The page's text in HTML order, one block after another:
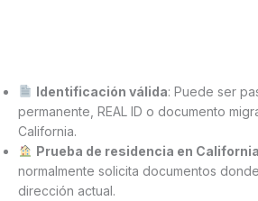
Identificación válida: Puede ser
permanente, REAL ID o documento
California.
Prueba de residencia en California
normalmente solicita documentos
dirección actual.